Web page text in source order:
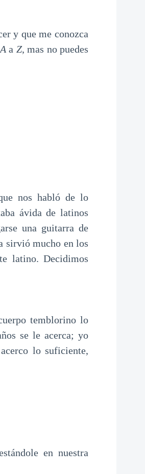
y que me conozca
A a Z, mas no puedes
nos habló de lo
ávida de latinos
una guitarra de
sirvió mucho en los
latino. Decidimos
temblorino lo
se le acerca; yo
lo suficiente,
en nuestra